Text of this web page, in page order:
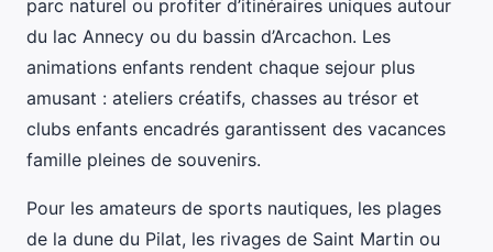
parc naturel ou profiter d’itinéraires uniques autour
du lac Annecy ou du bassin d’Arcachon. Les
animations enfants rendent chaque sejour plus
amusant : ateliers créatifs, chasses au trésor et
clubs enfants encadrés garantissent des vacances
famille pleines de souvenirs.
Pour les amateurs de sports nautiques, les plages
de la dune du Pilat, les rivages de Saint Martin ou